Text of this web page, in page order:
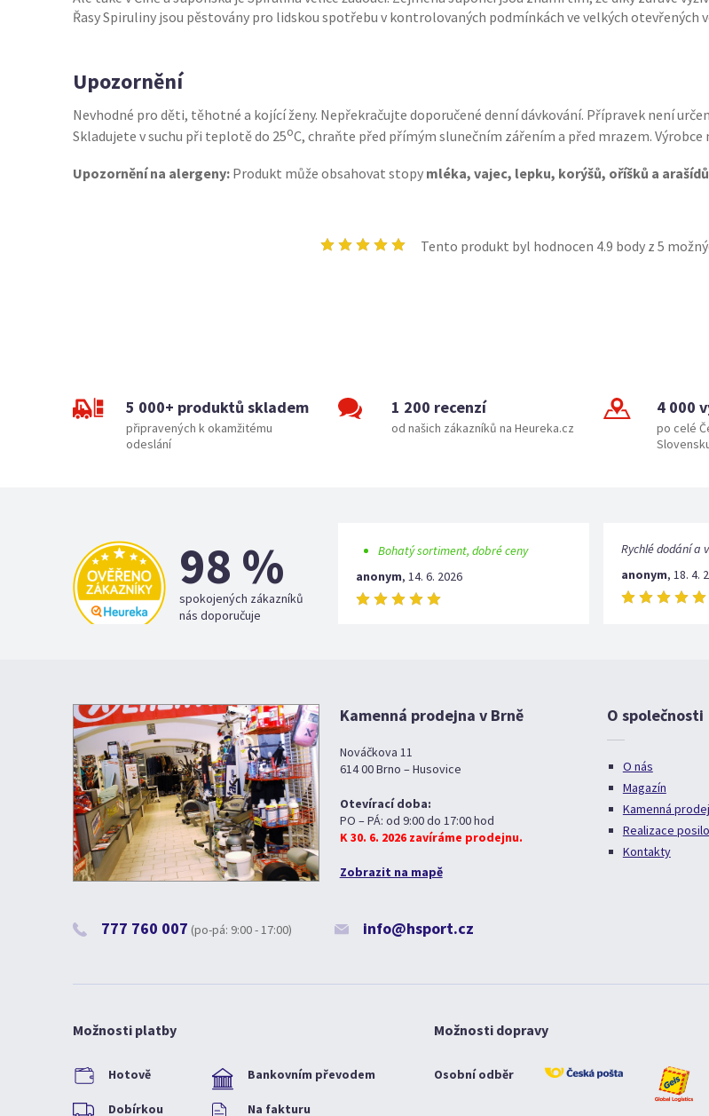
Řasy Spiruliny jsou pěstovány pro lidskou spotřebu v kontrolovaných podmínkách ve velkých
Upozornění
Nevhodné pro děti, těhotné a kojící ženy. Nepřekračujte doporučené denní dávkování. Přípravek není
Skladujete v suchu při teplotě do 25oC, chraňte před přímým slunečním zářením a před mrazem.
Upozornění na alergeny: Produkt může obsahovat stopy mléka, vajec, lepku, korýšů, oříšků a
Tento produkt byl hodnocen 4.9 body z 5
5 000+ produktů skladem
připravených k okamžitému
odeslání
1 200 recenzí
od našich zákazníků na Heureka.cz
4 000
po celé
98 %
spokojených zákazníků
nás doporučuje
Bohatý sortiment, dobré ceny
anonym, 14. 6. 2026
Rychlé dodání a
anonym, 18. 4.
Kamenná prodejna v Brně
Nováčkova 11
614 00 Brno – Husovice
Otevírací doba:
PO – PÁ: od 9:00 do 17:00 hod
K 30. 6. 2026 zavíráme prodejnu.
Zobrazit na mapě
777 760 007 (po-pá: 9:00 - 17:00) info@hsport.cz
O společnosti
O nás
Magazín
Kamenná
Realizace
Kontakty
Možnosti platby
Hotově Bankovním převodem
Dobírkou Na fakturu
Možnosti dopravy
Osobní odběr